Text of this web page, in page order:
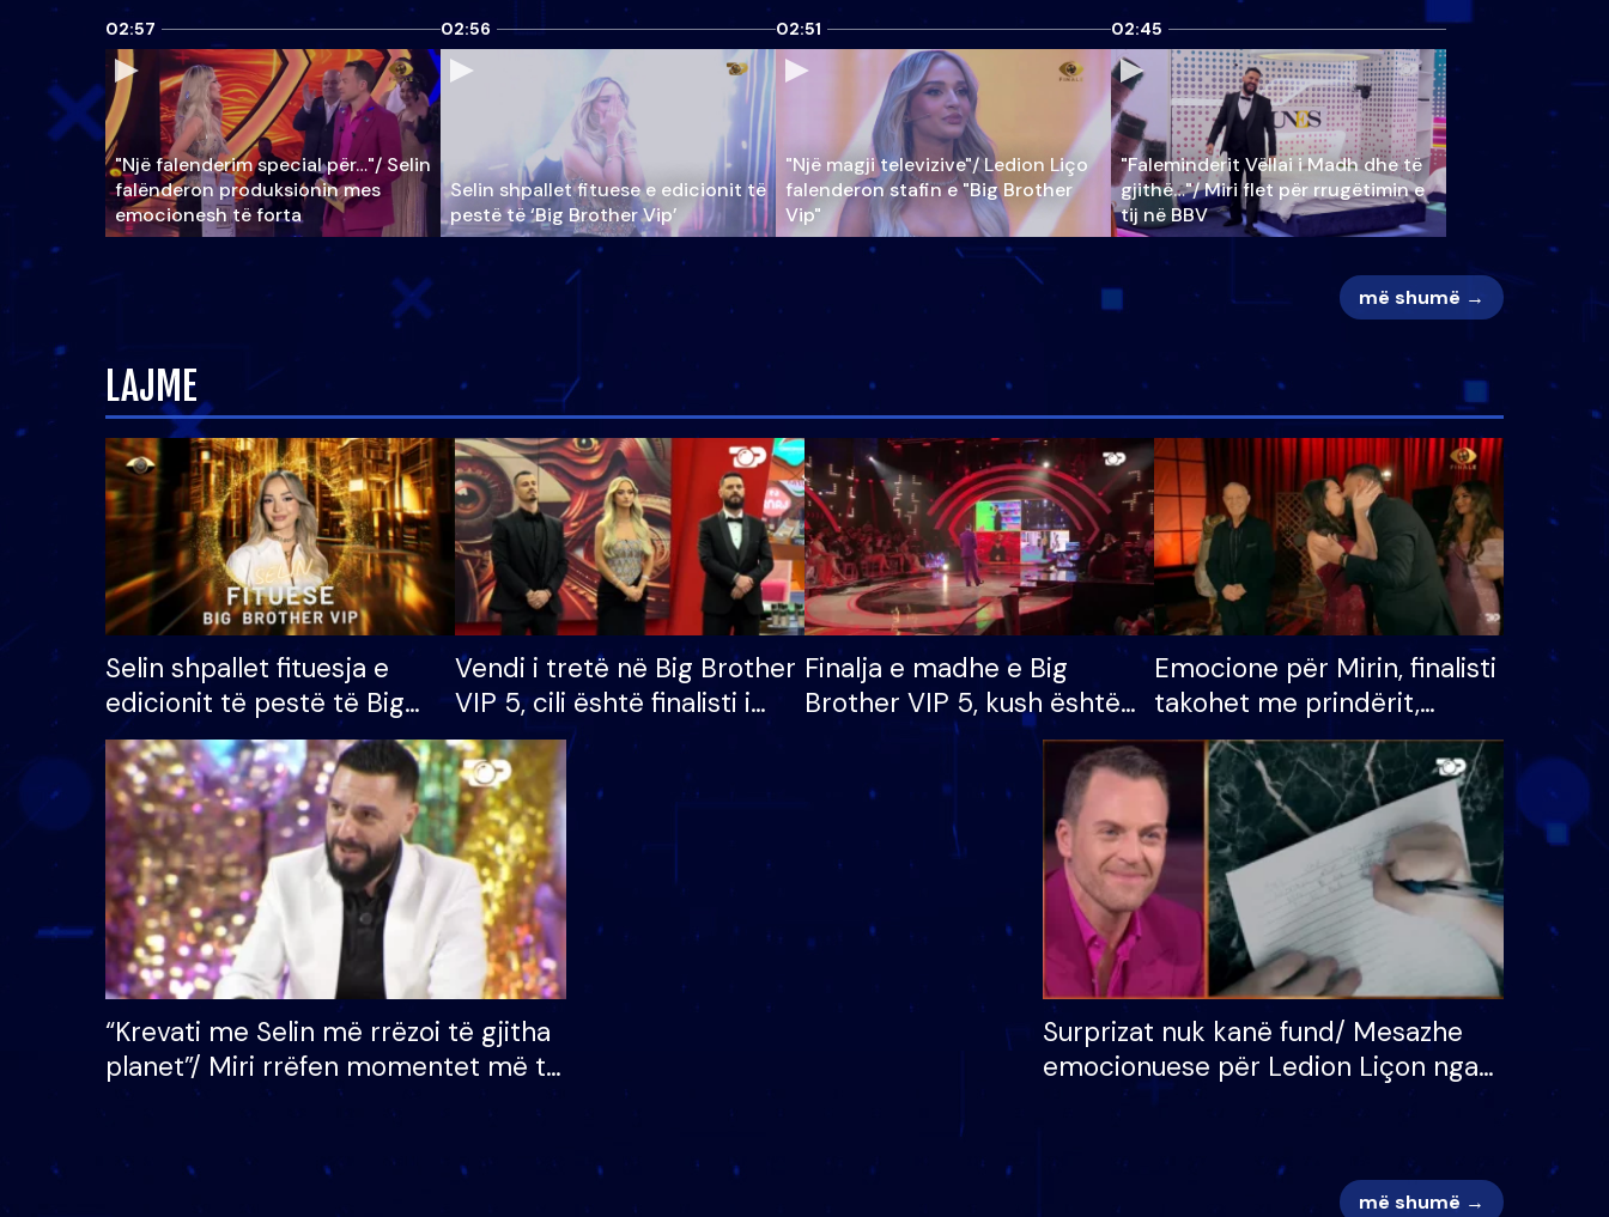
02:57
"Një falenderim special për…"/ Selin
falënderon produksionin mes
emocionesh të forta
02:56
Selin shpallet fituese e edicionit të
pestë të ‘Big Brother Vip’
02:51
"Një magji televizive"/ Ledion Liço
falenderon stafin e "Big Brother
Vip"
02:45
"Faleminderit Vëllai i Madh dhe të
gjithë…"/ Miri flet për rrugëtimin e
tij në BBV
më shumë →
LAJME
Selin shpallet fituesja e
edicionit të pestë të Big
Brother VIP, rrëmben
çmimin e madh prej 100
mijë eurosh
Vendi i tretë në Big Brother
VIP 5, cili është finalisti i
radhës që lë shtëpinë
Finalja e madhe e Big
Brother VIP 5, kush është
banori i parë që lë shtëpinë
dhe humb mundësinë për
të fituar çmimin e madh
Emocione për Mirin, finalisti
takohet me prindërit,
vajzën dhe bashkëshorten:
S’kemi ndonjë letër divorci
apo jo?
“Krevati me Selin më rrëzoi të gjitha
planet”/ Miri rrëfen momentet më të
bukura në shtëpinë e BB VIP: Do më
Surprizat nuk kanë fund/ Mesazhe
emocionuese për Ledion Liçon nga
nëna dhe fëmijët e tij, moderatori
më shumë →